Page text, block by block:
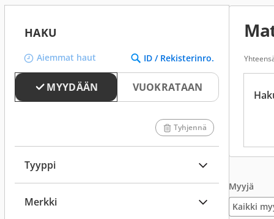
HAKU
Aiemmat haut ID / Rekisterinro.
MYYDÄÄN VUOKRATAAN
Tyhjennä
Tyyppi
Merkki
Myyjä
Kaikki